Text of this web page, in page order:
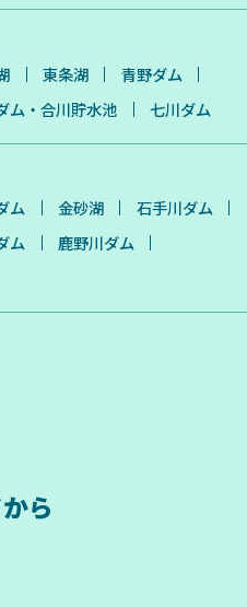
東条湖
青野ダム
ム・合川貯水池 七川ダム
ム 金砂湖
石手川ダム
ム
鹿野川ダム
ら